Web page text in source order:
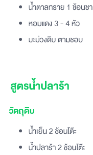
น้ำตาลทราย 1 ช้อนชา
หอมแดง 3 - 4 หัว
มะม่วงดิบ ตามชอบ
สูตรน้ำปลาร้า
วัตถุดิบ
น้ำเย็น 2 ช้อนโต๊ะ
น้ำปลาร้า 2 ช้อนโต๊ะ